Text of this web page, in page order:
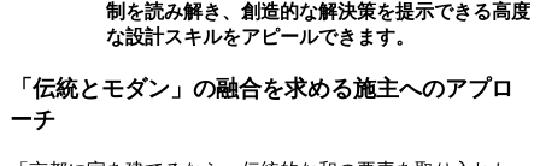
制を読み解き、創造的な解決策を提示できる高度
な設計スキルをアピールできます。
「伝統とモダン」の融合を求める施主へのアプロ
ーチ